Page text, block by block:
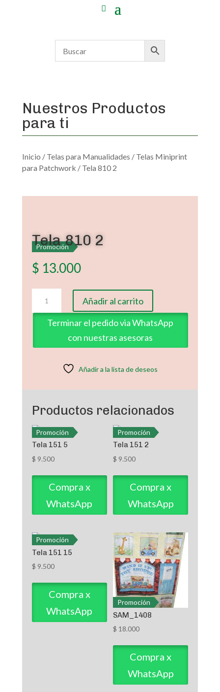
Nuestros Productos
para ti
Inicio / Telas para Manualidades / Telas Miniprint
para Patchwork / Tela 810 2
Promoción
Tela 810 2
$ 13.000
2
cantidad
Añadir al carrito
Terminar el pedido via WhatsApp
con nuestras asesoras
Añadir a la lista de deseos
Productos relacionados
Promoción
Tela 151 5
$ 9.500
Compra x
WhatsApp
Promoción
Tela 151 2
$ 9.500
Compra x
WhatsApp
Promoción
Tela 151 15
$ 9.500
Compra x
WhatsApp
Promoción
SAM_1408
$ 18.000
Compra x
WhatsApp